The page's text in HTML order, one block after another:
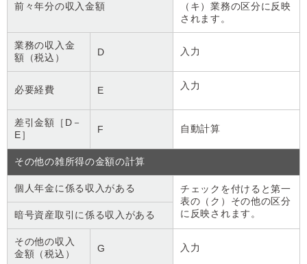
前々年分の収入金額
（キ）業務の区分に反映
されます。
業務の収入金
額（税込）
D 入力
必要経費 E 入力
差引金額［D－
E］
F 自動計算
その他の雑所得の金額の計算
個人年金に係る収入がある
チェックを付けると第一
表の（ク）その他の区分
に反映されます。
暗号資産取引に係る収入がある
その他の収入
金額（税込）
G 入力